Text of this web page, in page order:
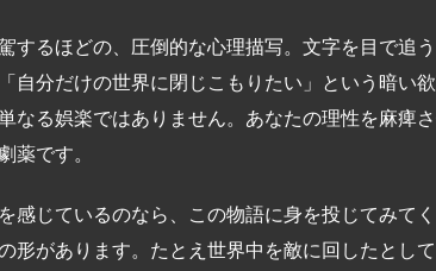
するほどの、圧倒的な心理描写。文字を目で追
自分だけの世界に閉じこもりたい」という暗い
なる娯楽ではありません。あなたの理性を麻痺
薬です。
感じているのなら、この物語に身を投じてみて
形があります。たとえ世界中を敵に回したとし